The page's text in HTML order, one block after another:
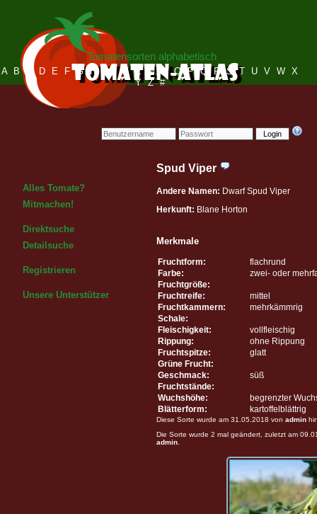
Login
Tomatensorten alphabetisch
A B C D E F G H I J K L M N O P Q R S T U V W X
Y Z #
Alles Tomate?
Mitmachen!
Direktsuche
Detailsuche
Registrieren
Unsere Unterstützer
Spud Viper
Andere Namen: Dwarf Spud Viper
Herkunft: Blane Horton
Merkmale
Fruchtform:
flachrund
Farbe:
zwei- oder
Fruchtgröße:
Fruchtreife:
mittel
Fruchtkammern:
mehrkämmrig
Schale:
Fleischigkeit:
vollfleischig
Rippung:
ohne Rippung
Fruchtspitze:
glatt
Grüne Frucht:
Geschmack:
süß
Fruchtstände:
Wuchshöhe:
begrenzter
Blätterform:
kartoffelblättrig
Diese Sorte wurde am 31.05.2018 von admin
Die Sorte wurde 2 mal geändert, zuletzt am
admin